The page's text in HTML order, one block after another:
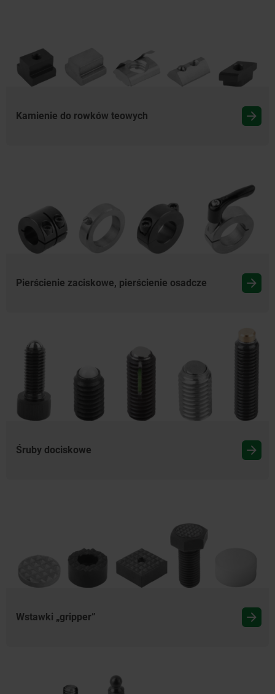
Kamienie do rowków teowych
Pierścienie zaciskowe, pierścienie osadcze
Śruby dociskowe
Wstawki „gripper”